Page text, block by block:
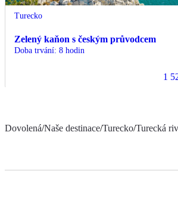
Turecko
Zelený kaňon s českým průvodcem
Doba trvání: 8 hodin
1
Dovolená/Naše destinace/Turecko/Turecká